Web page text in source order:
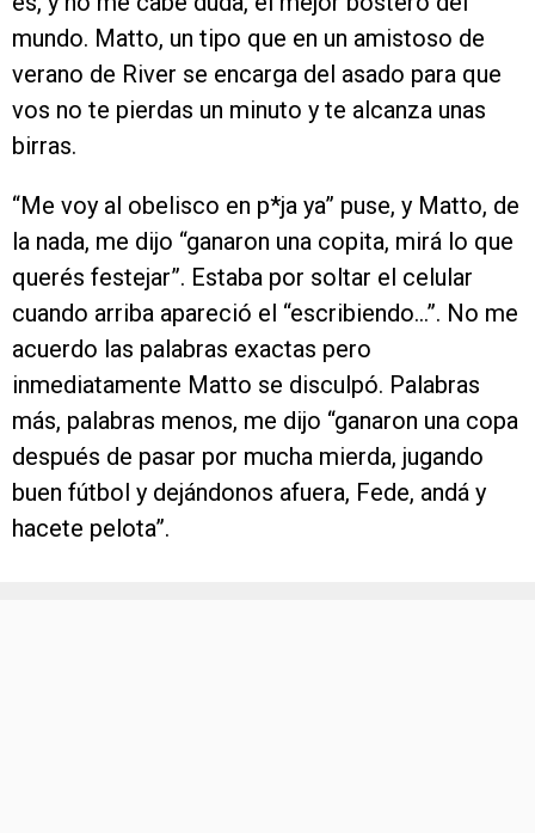
mundo. Matto, un tipo que en un amistoso de
verano de River se encarga del asado para que
vos no te pierdas un minuto y te alcanza unas
birras.
“Me voy al obelisco en p*ja ya” puse, y Matto, de
la nada, me dijo “ganaron una copita, mirá lo que
querés festejar”. Estaba por soltar el celular
cuando arriba apareció el “escribiendo…”. No me
acuerdo las palabras exactas pero
inmediatamente Matto se disculpó. Palabras
más, palabras menos, me dijo “ganaron una copa
después de pasar por mucha mierda, jugando
buen fútbol y dejándonos afuera, Fede, andá y
hacete pelota”.